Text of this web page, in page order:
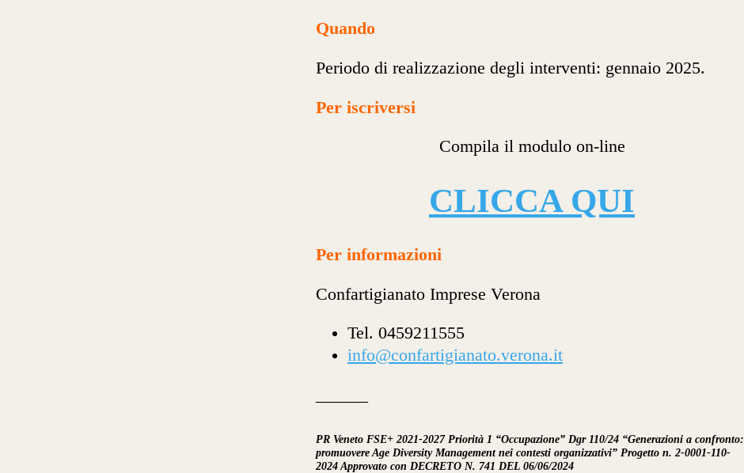
Quando
Periodo di realizzazione degli interventi: gennaio 2025.
Per iscriversi
Compila il modulo on-line
CLICCA QUI
Per informazioni
Confartigianato Imprese Verona
Tel. 0459211555
info@confartigianato.verona.it
PR Veneto FSE+ 2021-2027 Priorità 1 “Occupazione” Dgr 110/24 “Generazioni a confronto:
promuovere Age Diversity Management nei contesti organizzativi” Progetto n. 2-0001-110-
2024 Approvato con DECRETO N. 741 DEL 06/06/2024